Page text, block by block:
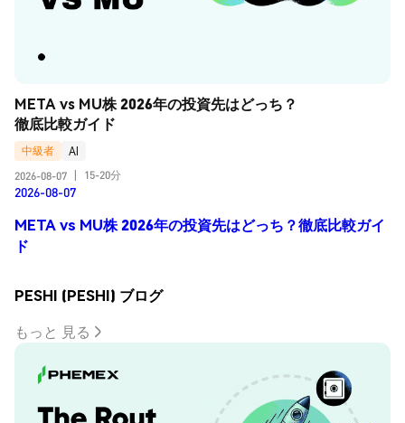
META vs MU株 2026年の投資先はどっち？
徹底比較ガイド
中級者
AI
2026-08-07
15-20分
2026-08-07
META vs MU株 2026年の投資先はどっち？徹底比較ガイ
ド
PESHI (PESHI) ブログ
もっと 見る